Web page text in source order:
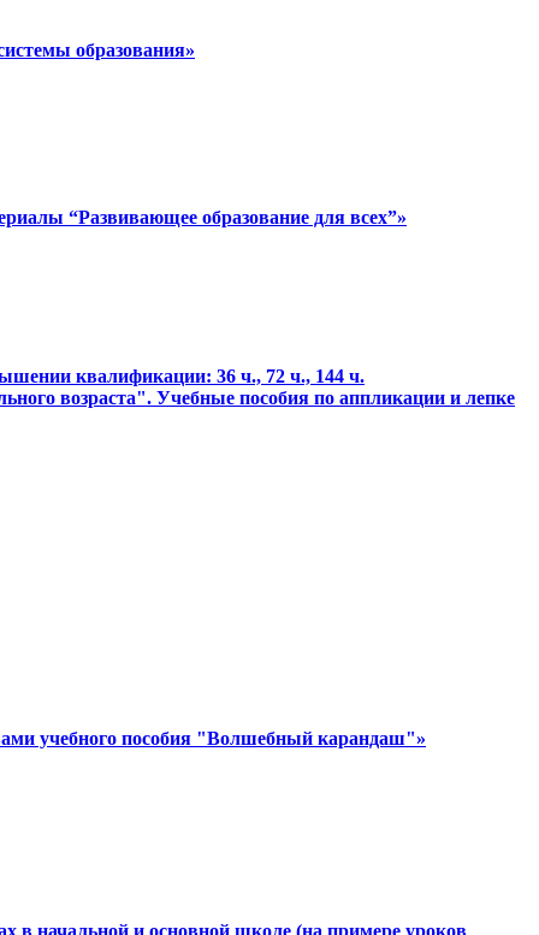
образования»
“Развивающее образование для всех”»
квалификации: 36 ч., 72 ч., 144 ч.
возраста". Учебные пособия по аппликации и лепке
учебного пособия "Волшебный карандаш"»
в начальной и основной школе (на примере уроков